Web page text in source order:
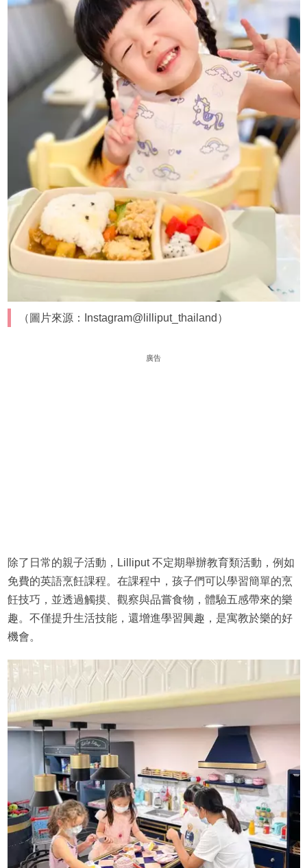
（圖片來源：Instagram@lilliput_thailand）
廣告
除了日常的親子活動，Lilliput 不定期舉辦教育類活動，例如
免費的英語烹飪課程。在課程中，孩子們可以學習簡單的烹
飪技巧，並透過觸摸、觀察與品嘗食物，體驗五感帶來的樂
趣。不僅提升生活技能，還增進學習興趣，是寓教於樂的好
機會。